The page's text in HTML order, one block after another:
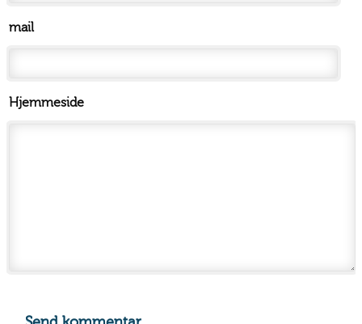
mail
Hjemmeside